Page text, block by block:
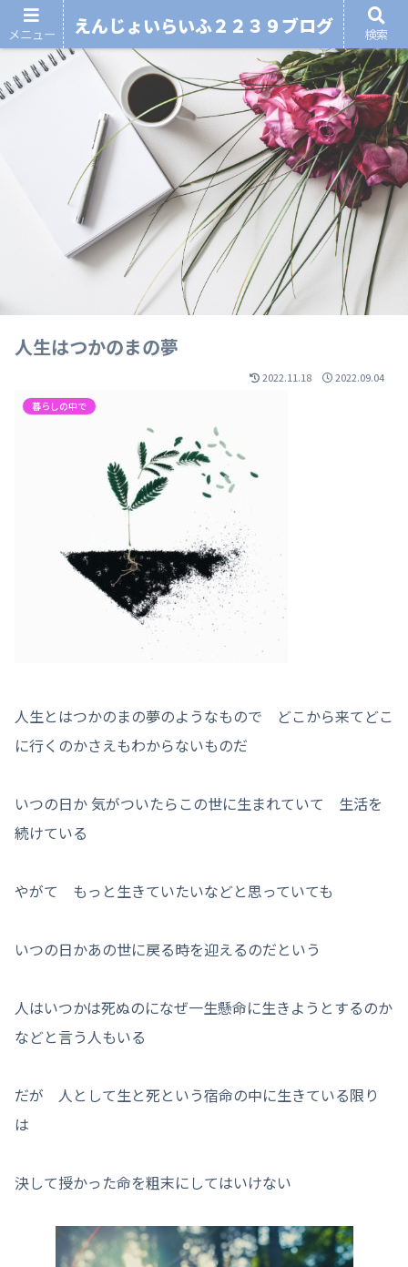
人生はつかのまの夢
2022.11.18 2022.09.04
暮らしの中で
人生とはつかのまの夢のようなもので どこから来てどこ
に行くのかさえもわからないものだ
いつの日か 気がついたらこの世に生まれていて 生活を
続けている
やがて もっと生きていたいなどと思っていても
いつの日かあの世に戻る時を迎えるのだという
人はいつかは死ぬのになぜ一生懸命に生きようとするのか
などと言う人もいる
だが 人として生と死という宿命の中に生きている限り
は
決して授かった命を粗末にしてはいけない
メニュー えんじょいらいふ２２３９ブログ 検索